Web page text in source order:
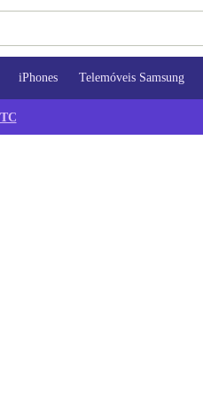
iPhones Telemóveis Samsung
TC